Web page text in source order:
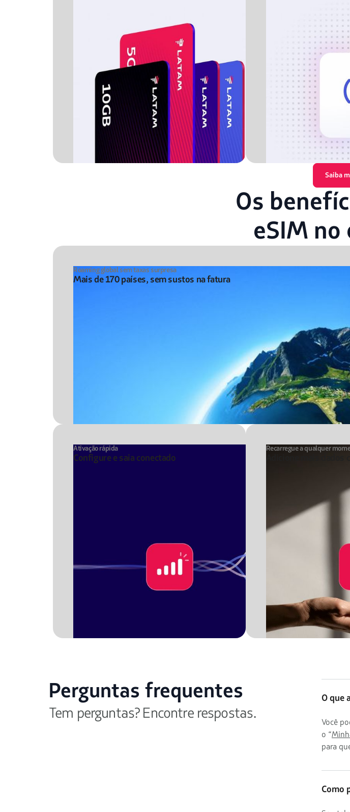
Saiba
Os
eSIM
Roaming global sem taxas surpresa
Mais de 170 países, sem sustos na fatura
Ativação rápida
Configure e saia conectado
Recarregue a qualquer
Perguntas frequentes
Tem perguntas? Encontre respostas.
O que
Você
o “
para
Como